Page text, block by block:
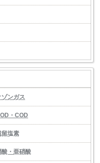
ゾンガス
・COD
留塩素
酸・亜硝酸